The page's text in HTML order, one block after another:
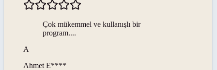
Çok mükemmel ve kullanışlı bir
program....
A
Ahmet E****